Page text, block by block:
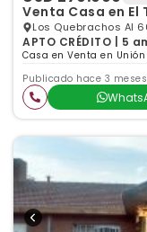
Venta Casa en El
Los Quebrachos Al
APTO CRÉDITO | 5
Casa en Venta en
Publicado hace 3 meses